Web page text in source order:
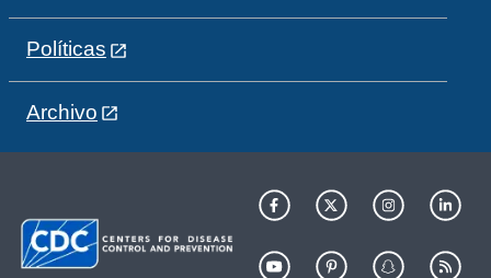
Políticas
Archivo